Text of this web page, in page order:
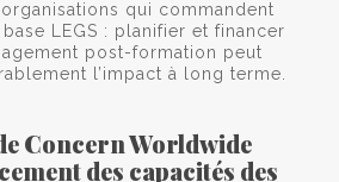
qui commandent
LEGS : planifier et financer
post-formation peut
l’impact à long terme.
Concern Worldwide
des capacités des